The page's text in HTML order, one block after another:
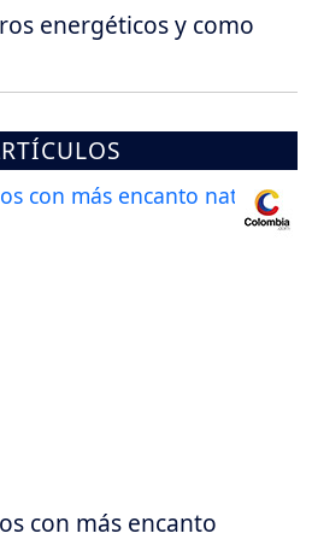
energéticos y como
con más encanto